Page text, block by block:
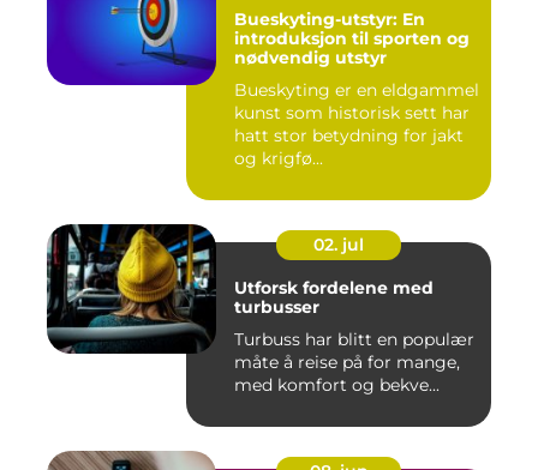
Bueskyting-utstyr: En
introduksjon til sporten og
nødvendig utstyr
Bueskyting er en eldgammel
kunst som historisk sett har
hatt stor betydning for jakt
og krigfø...
02. jul
Utforsk fordelene med
turbusser
Turbuss har blitt en populær
måte å reise på for mange,
med komfort og bekve...